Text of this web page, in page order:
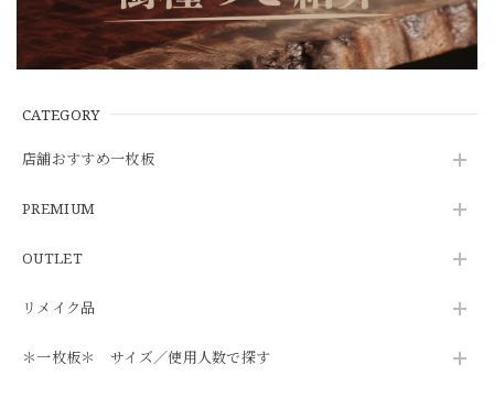
CATEGORY
店舗おすすめ一枚板
PREMIUM
OUTLET
リメイク品
＊一枚板＊ サイズ／使用人数で探す